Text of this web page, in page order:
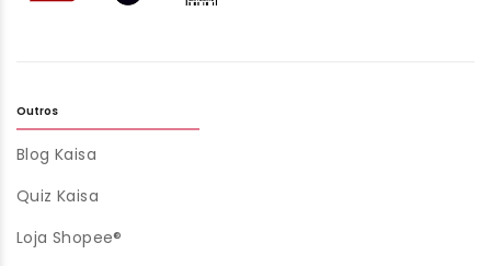
Outros
Blog Kaisa
Quiz Kaisa
Loja Shopee®